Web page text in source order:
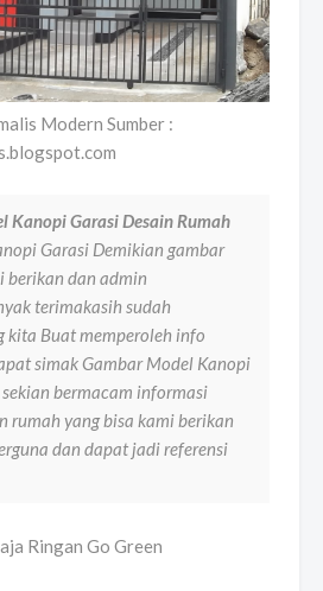
Modern Sumber :
Kanopi Garasi Desain Rumah
Garasi Demikian gambar
berikan dan admin
terimakasih sudah
kita Buat memperoleh info
simak Gambar Model Kanopi
bermacam informasi
rumah yang bisa kami berikan
dan dapat jadi referensi